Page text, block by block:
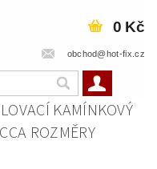
obchod@hot-fix.cz
0 Kč
KAMÍNKOVÝ
ROZMĚRY